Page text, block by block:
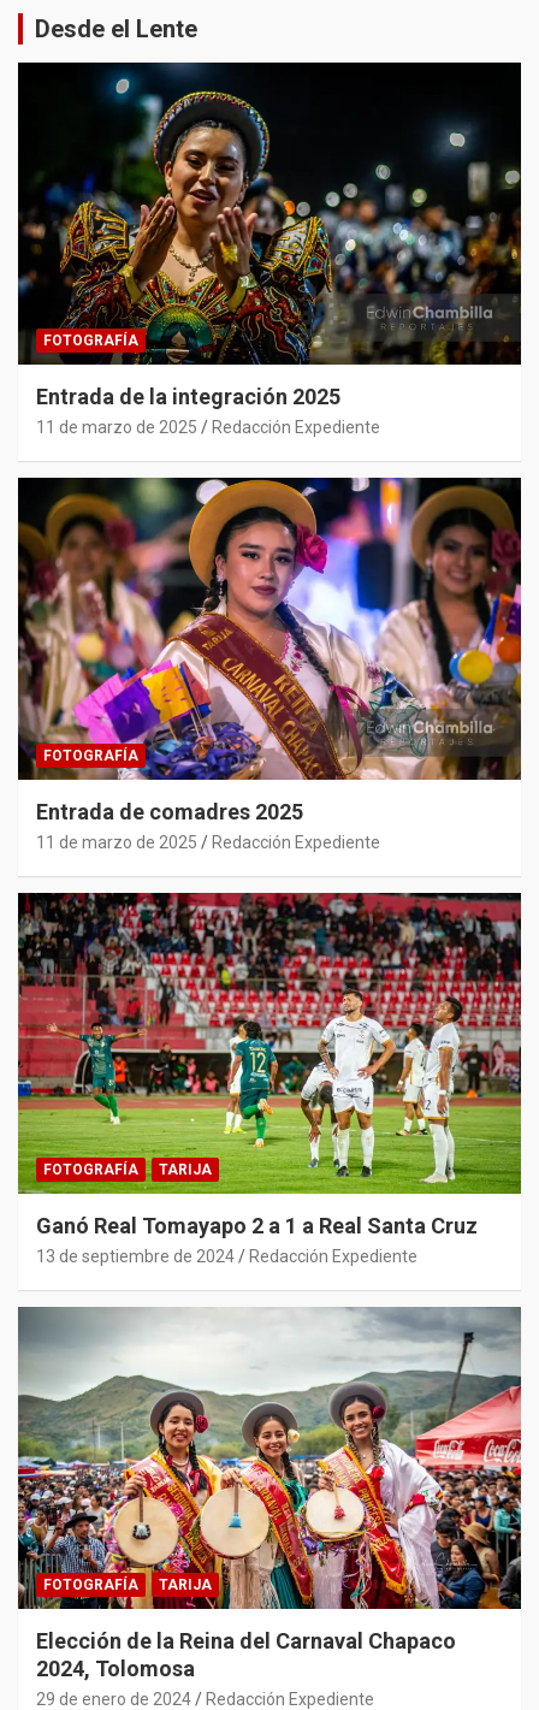
Desde el Lente
FOTOGRAFÍA
Entrada de la integración 2025
11 de marzo de 2025 Redacción Expediente
FOTOGRAFÍA
Entrada de comadres 2025
11 de marzo de 2025 Redacción Expediente
FOTOGRAFÍA TARIJA
Ganó Real Tomayapo 2 a 1 a Real Santa Cruz
13 de septiembre de 2024 Redacción Expediente
FOTOGRAFÍA TARIJA
Elección de la Reina del Carnaval Chapaco
2024, Tolomosa
29 de enero de 2024 Redacción Expediente